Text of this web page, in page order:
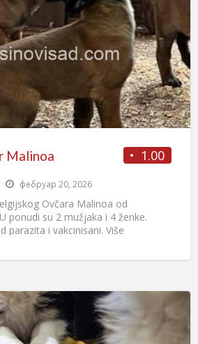
1.00
Malinoa
фебруар 20, 2026
Ovčara Malinoa od
ponudi su 2 mužjaka i 4 ženke.
parazita i vakcinisani. Više